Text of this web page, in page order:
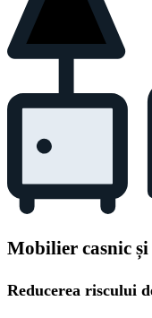
Mobilier casnic și
Reducerea riscului